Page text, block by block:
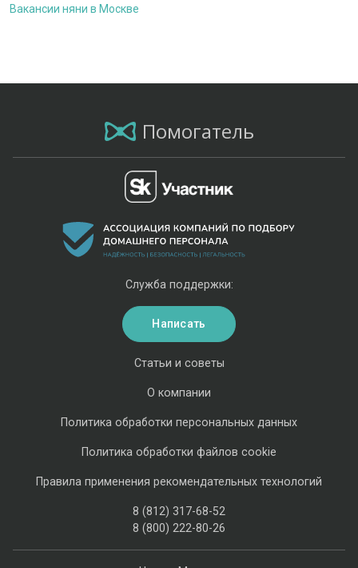
Вакансии няни в Москве
Помогатель
Статьи и советы
О компании
Политика обработки персональных данных
Политика обработки файлов cookie
Правила применения рекомендательных технологий
8 (812) 317-68-52
8 (800) 222-80-26
Служба поддержки:
Написать